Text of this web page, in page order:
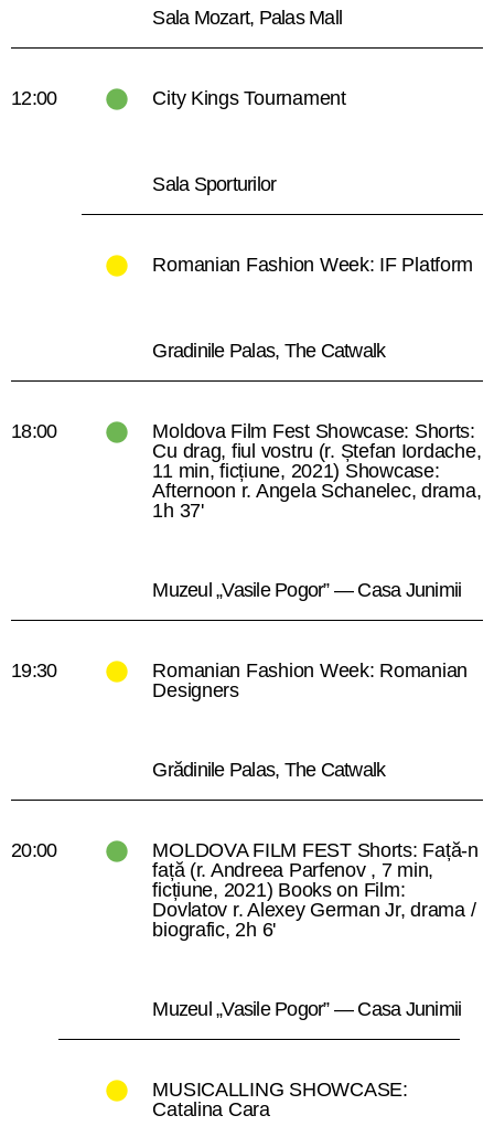
Sala Mozart, Palas Mall
12:00 City Kings Tournament
Sala Sporturilor
Romanian Fashion Week: IF Platform
Gradinile Palas, The Catwalk
18:00
Moldova Film Fest Showcase: Shorts:
Cu drag, fiul vostru (r. Ștefan Iordache,
11 min, ficțiune, 2021) Showcase:
Afternoon r. Angela Schanelec, drama,
1h 37'
Muzeul „Vasile Pogor” — Casa Junimii
19:30
Romanian Fashion Week: Romanian
Designers
Grădinile Palas, The Catwalk
20:00
MOLDOVA FILM FEST Shorts: Față-n
față (r. Andreea Parfenov , 7 min,
ficțiune, 2021) Books on Film:
Dovlatov r. Alexey German Jr, drama /
biografic, 2h 6'
Muzeul „Vasile Pogor” — Casa Junimii
MUSICALLING SHOWCASE:
Catalina Cara